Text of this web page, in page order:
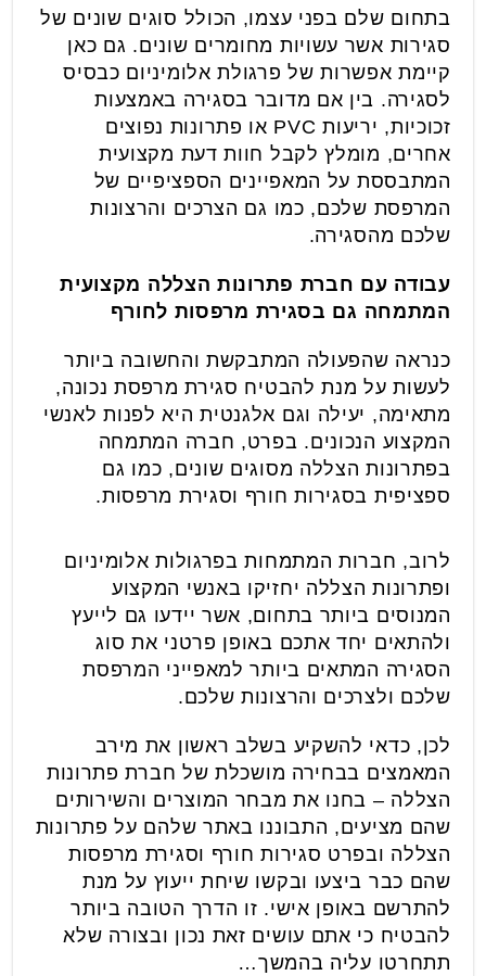
בתחום שלם בפני עצמו, הכולל סוגים שונים של
סגירות אשר עשויות מחומרים שונים. גם כאן
קיימת אפשרות של פרגולת אלומיניום כבסיס
לסגירה. בין אם מדובר בסגירה באמצעות
זכוכיות, יריעות PVC או פתרונות נפוצים
אחרים, מומלץ לקבל חוות דעת מקצועית
המתבססת על המאפיינים הספציפיים של
המרפסת שלכם, כמו גם הצרכים והרצונות
שלכם מהסגירה.
עבודה עם חברת פתרונות הצללה מקצועית
המתמחה גם בסגירת מרפסות לחורף
כנראה שהפעולה המתבקשת והחשובה ביותר
לעשות על מנת להבטיח סגירת מרפסת נכונה,
מתאימה, יעילה וגם אלגנטית היא לפנות לאנשי
המקצוע הנכונים. בפרט, חברה המתמחה
בפתרונות הצללה מסוגים שונים, כמו גם
ספציפית בסגירות חורף וסגירת מרפסות.
לרוב, חברות המתמחות בפרגולות אלומיניום
ופתרונות הצללה יחזיקו באנשי המקצוע
המנוסים ביותר בתחום, אשר יידעו גם לייעץ
ולהתאים יחד אתכם באופן פרטני את סוג
הסגירה המתאים ביותר למאפייני המרפסת
שלכם ולצרכים והרצונות שלכם.
לכן, כדאי להשקיע בשלב ראשון את מירב
המאמצים בבחירה מושכלת של חברת פתרונות
הצללה – בחנו את מבחר המוצרים והשירותים
שהם מציעים, התבוננו באתר שלהם על פתרונות
הצללה ובפרט סגירות חורף וסגירת מרפסות
שהם כבר ביצעו ובקשו שיחת ייעוץ על מנת
להתרשם באופן אישי. זו הדרך הטובה ביותר
להבטיח כי אתם עושים זאת נכון ובצורה שלא
תתחרטו עליה בהמשך…